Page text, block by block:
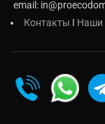
email:
Контакты I Наши